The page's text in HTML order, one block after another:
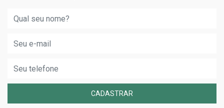
CADASTRAR